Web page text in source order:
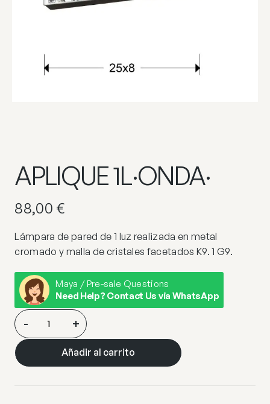
APLIQUE 1L·ONDA·
88,00 €
Lámpara de pared de 1 luz realizada en metal
cromado y malla de cristales facetados K9. 1 G9.
Maya / Pre-sale Questions
Need Help? Contact Us via WhatsApp
APLIQUE
1L·ONDA·
cantidad
- +
Añadir al carrito